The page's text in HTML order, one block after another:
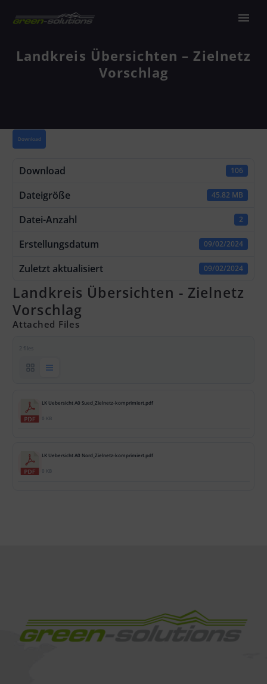
Landkreis Übersichten – Zielnetz
Vorschlag
Download
Download 106
Dateigröße 45.82 MB
Datei-Anzahl 2
Erstellungsdatum 09/02/2024
Zuletzt aktualisiert 09/02/2024
Landkreis Übersichten - Zielnetz
Vorschlag
Attached Files
2 files
LK Uebersicht A0 Sued_Zielnetz-komprimiert.pdf
0 KB
LK Uebersicht A0 Nord_Zielnetz-komprimiert.pdf
0 KB